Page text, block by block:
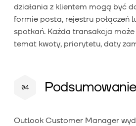
działania z klientem mogą być
formie posta, rejestru połączeń
spotkań. Każda transakcja
temat kwoty, priorytetu, daty
Podsumowanie
Outlook Customer Manager